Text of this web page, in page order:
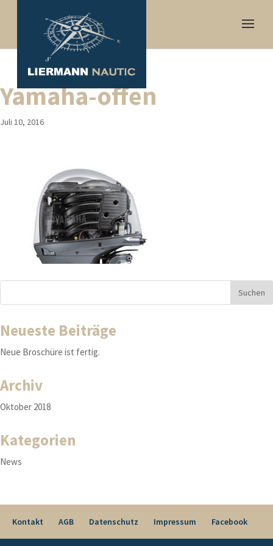
Yamaha-offen
Juli 10, 2016
Neueste Beiträge
Neue Broschüre ist fertig.
Archiv
Oktober 2018
Kategorien
News
Kontakt AGB Datenschutz Impressum Facebook